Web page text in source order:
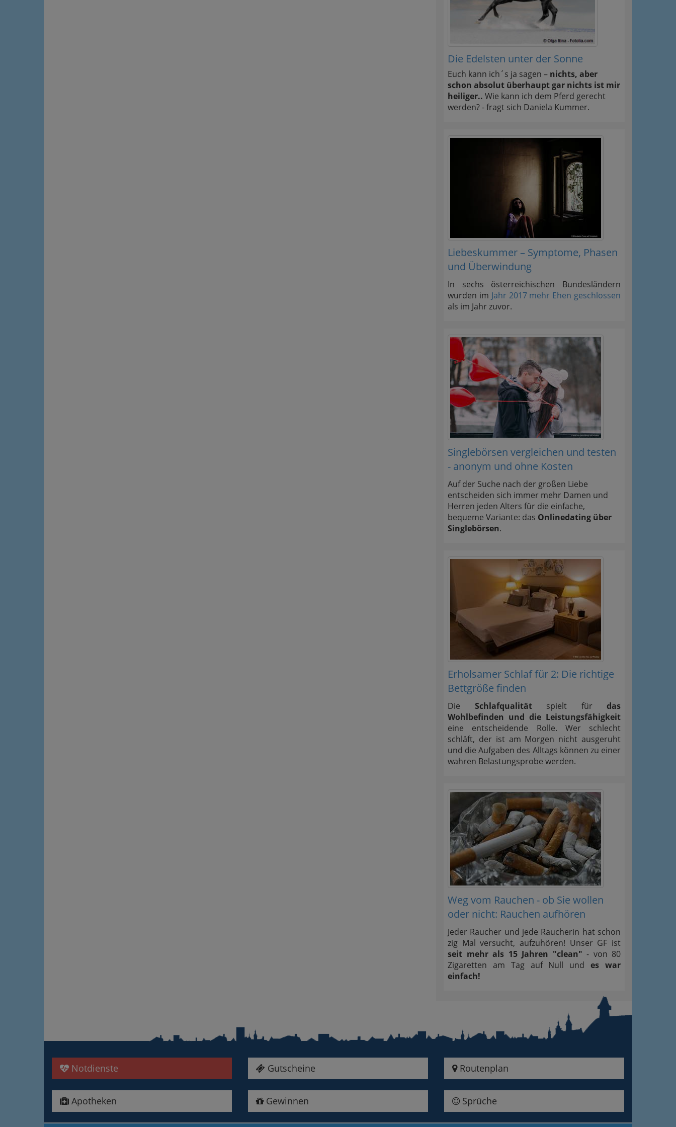
Die Edelsten unter der Sonne
Euch kann ich´s ja sagen – nichts, aber
schon absolut überhaupt gar nichts ist mir
heiliger.. Wie kann ich dem Pferd gerecht
werden? - fragt sich Daniela Kummer.
Liebeskummer – Symptome, Phasen
und Überwindung
In sechs österreichischen Bundesländern
wurden im Jahr 2017 mehr Ehen geschlossen
als im Jahr zuvor.
Singlebörsen vergleichen und testen
- anonym und ohne Kosten
Auf der Suche nach der großen Liebe
entscheiden sich immer mehr Damen und
Herren jeden Alters für die einfache,
bequeme Variante: das Onlinedating über
Singlebörsen.
Erholsamer Schlaf für 2: Die richtige
Bettgröße finden
Die Schlafqualitätspielt für das
Wohlbefinden und die Leistungsfähigkeit
eine entscheidende Rolle. Wer schlecht
schläft, der ist am Morgen nicht ausgeruht
und die Aufgaben des Alltags können zu einer
wahren Belastungsprobe werden.
Weg vom Rauchen - ob Sie wollen
oder nicht: Rauchen aufhören
Jeder Raucher und jede Raucherin hat schon
zig Mal versucht, aufzuhören! Unser GF ist
seit mehr als 15 Jahren "clean" - von 80
Zigaretten am Tag auf Null undes war
einfach!
Notdienste
Apotheken
Gutscheine
Gewinnen
Routenplan
Sprüche